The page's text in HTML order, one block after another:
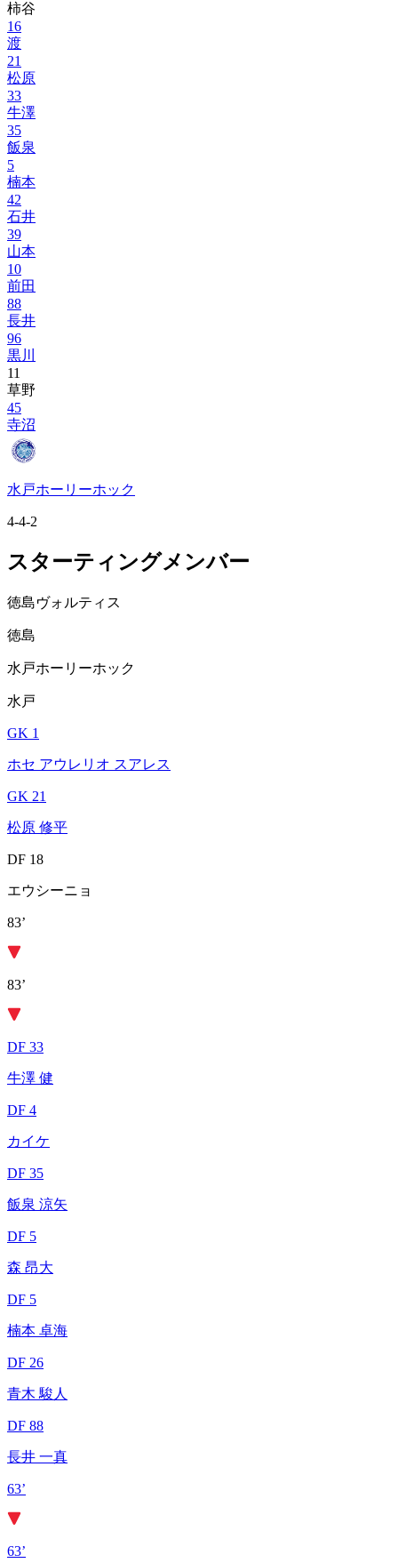
柿谷
16
渡
21
松原
33
牛澤
35
飯泉
5
楠本
42
石井
39
山本
10
前田
88
長井
96
黒川
11
草野
45
寺沼
水戸ホーリーホック
4-4-2
スターティングメンバー
徳島ヴォルティス
徳島
水戸ホーリーホック
水戸
GK 1
ホセ アウレリオ スアレス
GK 21
松原 修平
DF 18
エウシーニョ
83’
83’
DF 33
牛澤 健
DF 4
カイケ
DF 35
飯泉 涼矢
DF 5
森 昂大
DF 5
楠本 卓海
DF 26
青木 駿人
DF 88
長井 一真
63’
63’